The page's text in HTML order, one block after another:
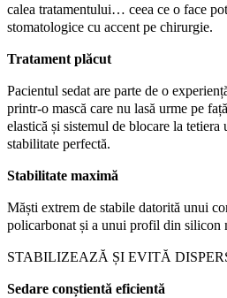
calea tratamentului… ceea ce o face
stomatologice cu accent pe chirurgie.
Tratament plăcut
Pacientul sedat are parte de o
printr-o mască care nu lasă urme pe
elastică și sistemul de blocare la tetiera
stabilitate perfectă.
Stabilitate maximă
Măști extrem de stabile datorită unui
policarbonat și a unui profil din silicon
STABILIZEAZĂ ȘI EVITĂ
Sedare conștientă eficientă